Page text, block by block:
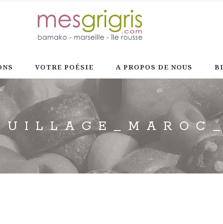
VOTRE POÉSIE A PROPOS DE NOUS